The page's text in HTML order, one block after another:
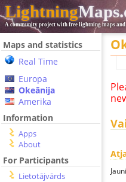
Lightning
A community project with free lightning maps and
Maps and statistics
Real Time
Europa
Okeānija
Amerika
Information
Apps
About
For Participants
Lietotājvārds